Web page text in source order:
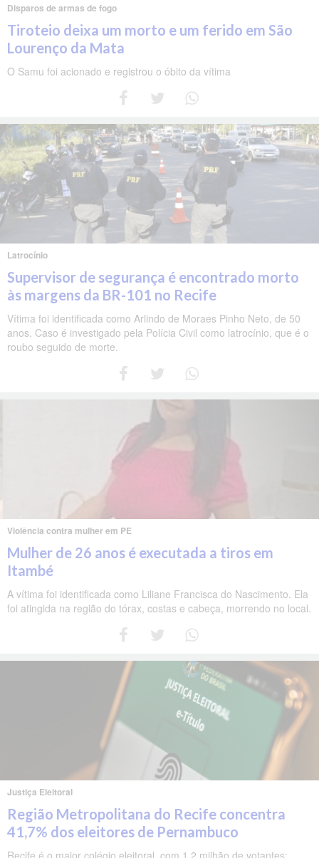
Disparos de armas de fogo
Tiroteio deixa um morto e um ferido em São
Lourenço da Mata
O Samu foi acionado e registrou o óbito da vítima
Latrocínio
Supervisor de segurança é encontrado morto
às margens da BR-101 no Recife
Vítima foi identificada como Arlindo de Moraes Pinho Neto, de 50
anos. Caso é investigado pela Polícia Civil como latrocínio, que é o
roubo seguido de morte.
Violência contra mulher em PE
Mulher de 26 anos é executada a tiros em
Itambé
A vítima foi identificada como Liliane Francisca do Nascimento. Ela
foi atingida na região do tórax, costas e cabeça, morrendo no local.
Justiça Eleitoral
Região Metropolitana do Recife concentra
41,7% dos eleitores de Pernambuco